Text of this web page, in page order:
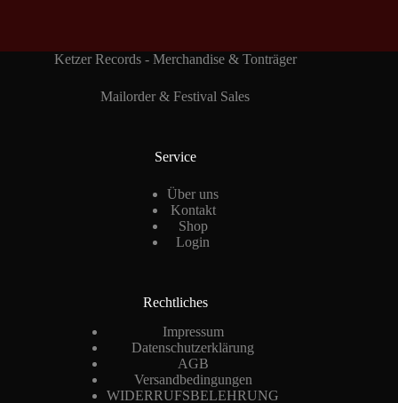
Ketzer Records - Merchandise & Tonträger
Mailorder & Festival Sales
Service
Über uns
Kontakt
Shop
Login
Rechtliches
Impressum
Datenschutzerklärung
AGB
Versandbedingungen
WIDERRUFSBELEHRUNG